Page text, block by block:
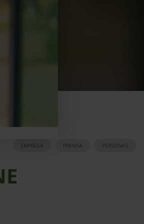
PERSONAS
PRENSA
EMPRESA